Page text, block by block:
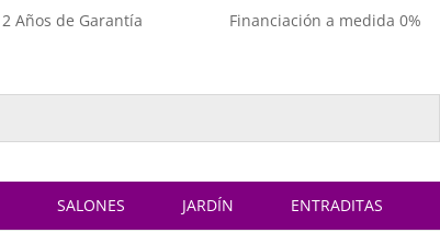
2 Años de Garantía Financiación a medida 0%
SALONES JARDÍN ENTRADITAS